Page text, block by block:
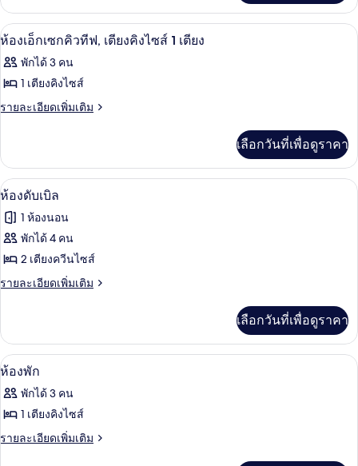
เกี่ยว
กับ
ห้อง
เปิด
ภาพถ่าย
ทั้งหมด
ของ
เซก
คิว
ทีฟ,
เตียง
คิง
ไซส์
เตียง
ผ้าปูที่นอน Frette จากอิตาลี, เครื่องนอ
7
ห้องเอ็กเซกคิวทีฟ, เตียงคิงไซส์ 1 เตียง
พักได้ 3 คน
1 เตียงคิงไซส์
รายละเอียดเพิ่มเติม
ราย
เกี่ยว
กับ
ห้อง
เซก
คิว
เตียง
คิง
ไซส์
เลือกวันที่เพื่อดูราคา
เปิด
ภาพถ่าย
ทั้งหมด
ของ
ห้อง
ผ้าปูที่นอน Frette จากอิตาลี, เครื่องนอ
6
ห้องดับเบิล
1 ห้องนอน
พักได้ 4 คน
2 เตียงควีนไซส์
รายละเอียดเพิ่มเติม
ราย
เกี่ยว
กับ
ห้อง
เลือกวันที่เพื่อดูราคา
เปิด
ภาพถ่าย
ทั้งหมด
ของ
ห้องพัก | ผ้าปูที่นอน Frette จากอิตาลี,
7
ห้องพัก
พักได้ 3 คน
1 เตียงคิงไซส์
รายละเอียดเพิ่มเติม
ราย